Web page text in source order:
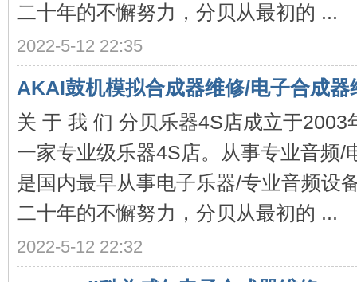
二十年的不懈努力，分贝从最初的 ...
2022-5-12 22:35
AKAI鼓机模拟合成器维修/电子合成器
关 于 我 们 分贝乐器4S店成立于2003
一家专业级乐器4S店。从事专业音频/
是国内最早从事电子乐器/专业音频设
二十年的不懈努力，分贝从最初的 ...
2022-5-12 22:32